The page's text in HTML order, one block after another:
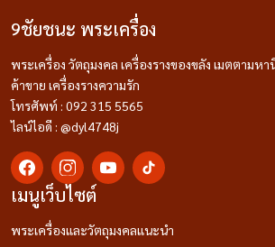
9ชัยชนะ พระเครื่อง
พระเครื่อง วัตถุมงคล เครื่องรางของขลัง เมตตามห
ค้าขาย เครื่องรางความรัก
โทรศัพท์ : 092 315 5565
ไลน์ไอดี : @dyl4748j
เมนูเว็บไซต์
พระเครื่องและวัตถุมงคลแนะนำ